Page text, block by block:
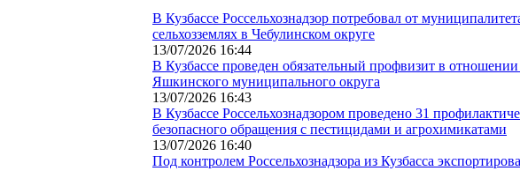
В Кузбассе Россельхознадзор потребовал от
сельхозземлях в Чебулинском округе
13/07/2026 16:44
В Кузбассе проведен обязательный профвизит в
Яшкинского муниципального округа
13/07/2026 16:43
В Кузбассе Россельхознадзором проведено 31
безопасного обращения с пестицидами и агрохимикатами
13/07/2026 16:40
Под контролем Россельхознадзора из Кузбасса